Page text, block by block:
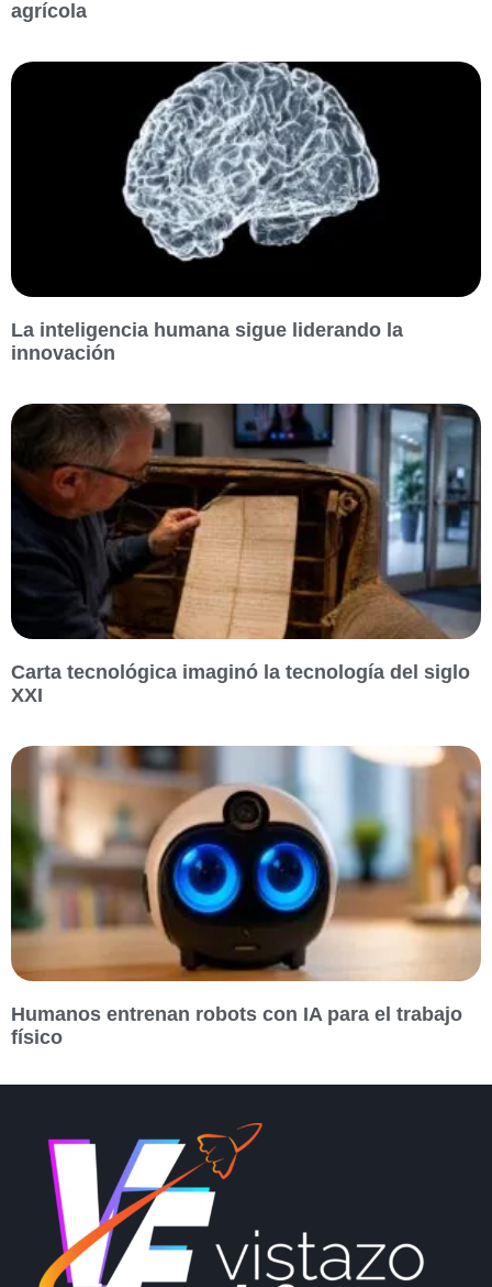
agrícola
La inteligencia humana sigue liderando la
innovación
Carta tecnológica imaginó la tecnología del siglo
XXI
Humanos entrenan robots con IA para el trabajo
físico